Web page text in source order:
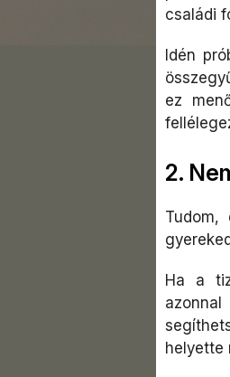
családi
Idén
ez
2.
Ha a
helyette